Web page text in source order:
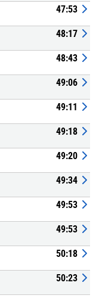
47:53
48:17
48:43
49:06
49:11
49:18
49:20
49:34
49:53
49:53
50:18
50:23